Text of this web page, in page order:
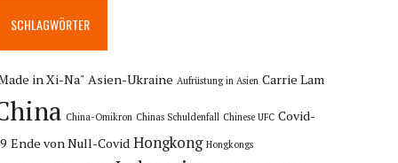
SCHLAGWÖRTER
in Xi-Na" Asien-Ukraine Aufrüstung in Asien Carrie Lam
China-Omikron Chinas Schuldenfall Chinese UFC Covid-
Ende von Null-Covid Hongkong Hongkongs